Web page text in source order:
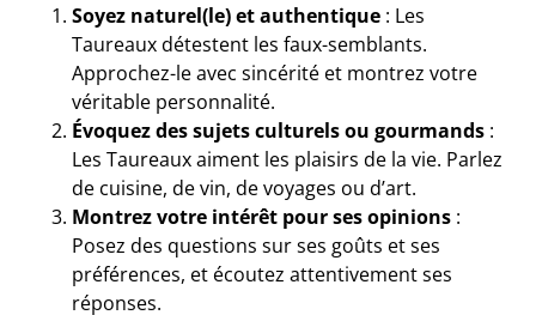
Soyez naturel(le) et authentique : Les
Taureaux détestent les faux-semblants.
Approchez-le avec sincérité et montrez votre
véritable personnalité.
Évoquez des sujets culturels ou gourmands :
Les Taureaux aiment les plaisirs de la vie. Parlez
de cuisine, de vin, de voyages ou d’art.
Montrez votre intérêt pour ses opinions :
Posez des questions sur ses goûts et ses
préférences, et écoutez attentivement ses
réponses.